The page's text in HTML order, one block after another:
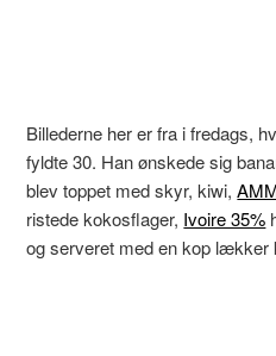
Billederne her er fra i fredags,
fyldte 30. Han ønskede sig
blev toppet med skyr, kiwi,
ristede kokosflager, Ivoire 35%
og serveret med en kop lækker